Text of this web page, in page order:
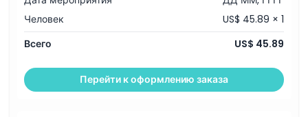
Основные моменты
Человек
US$ 45.89 × 1
Всего
US$ 45.89
Перейти к оформлению заказа